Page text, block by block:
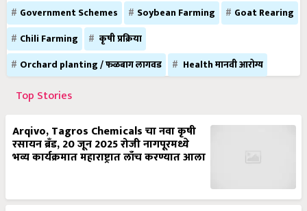
Government Schemes Soybean Farming
Goat Rearing
Chili Farming
कृषी प्रक्रिया
Orchard planting / फळबाग लागवड
Health मानवी आरोग्य
Top Stories
Arqivo, Tagros Chemicals चा नवा कृषी
रसायन ब्रँड, 20 जून 2025 रोजी नागपूरमध्ये
भव्य कार्यक्रमात महाराष्ट्रात लाँच करण्यात आला